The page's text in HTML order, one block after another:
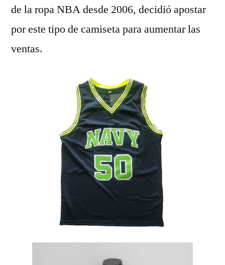
de la ropa NBA desde 2006, decidió apostar
por este tipo de camiseta para aumentar las
ventas.